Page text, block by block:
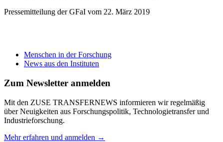
Pressemitteilung der GFaI vom 22. März 2019
Menschen in der Forschung
News aus den Instituten
Zum Newsletter anmelden
Mit den ZUSE TRANSFERNEWS informieren wir regelmäßig
über Neuigkeiten aus Forschungspolitik, Technologietransfer und
Industrieforschung.
Mehr erfahren und anmelden →